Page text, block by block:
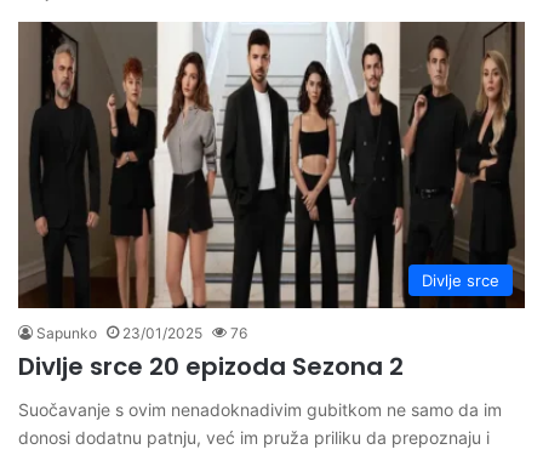
Divlje srce
Sapunko 23/01/2025 76
Divlje srce 20 epizoda Sezona 2
Suočavanje s ovim nenadoknadivim gubitkom ne samo da im
donosi dodatnu patnju, već im pruža priliku da prepoznaju i